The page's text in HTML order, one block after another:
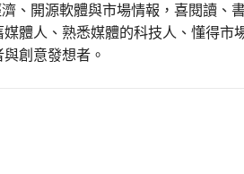
、開源軟體與市場情報，喜閱讀、
體人、熟悉媒體的科技人、懂得市
創意發想者。